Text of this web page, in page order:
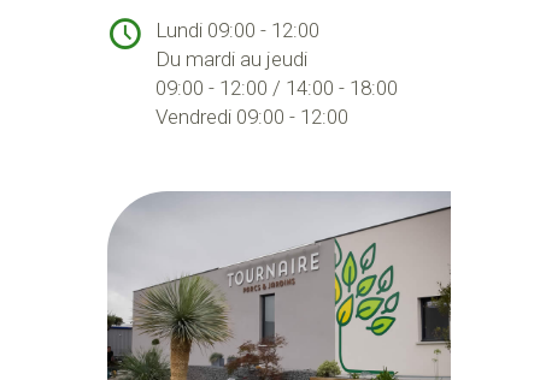
Lundi 09:00 - 12:00
Du mardi au jeudi
09:00 - 12:00 / 14:00 - 18:00
Vendredi 09:00 - 12:00